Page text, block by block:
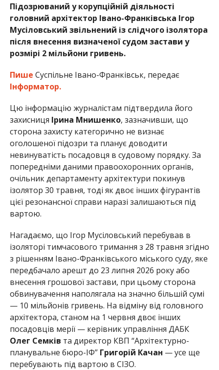
Підозрюваний у корупційній діяльності
головний архітектор Івано-Франківська Ігор
Мусіловський звільнений із слідчого ізолятора
після внесення визначеної судом застави у
розмірі 2 мільйони гривень.
Пише Суспільне Івано-Франківськ, передає
Інформатор.
Цю інформацію журналістам підтвердила його
захисниця Ірина Мнишенко, зазначивши, що
сторона захисту категорично не визнає
оголошеної підозри та планує доводити
невинуватість посадовця в судовому порядку. За
попередніми даними правоохоронних органів,
очільник департаменту архітектури покинув
ізолятор 30 травня, тоді як двоє інших фігурантів
цієї резонансної справи наразі залишаються під
вартою.
Нагадаємо, що Ігор Мусіловський перебував в
ізоляторі тимчасового тримання з 28 травня згідно
з рішенням Івано-Франківського міського суду, яке
передбачало арешт до 23 липня 2026 року або
внесення грошової застави, при цьому сторона
обвинувачення наполягала на значно більшій сумі
— 10 мільйонів гривень. На відміну від головного
архітектора, станом на 1 червня двоє інших
посадовців мерії — керівник управління ДАБК
Олег Семків та директор КВП “Архітектурно-
планувальне бюро-ІФ”Григорій Качан — усе ще
перебувають під вартою в СІЗО.